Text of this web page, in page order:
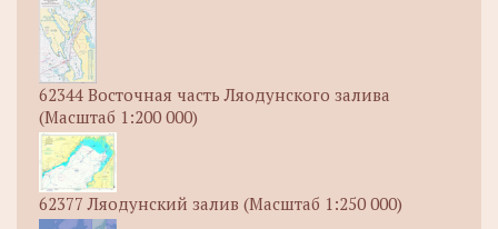
62344 Восточная часть Ляодунского залива
(Масштаб 1:200 000)
62377 Ляодунский залив (Масштаб 1:250 000)